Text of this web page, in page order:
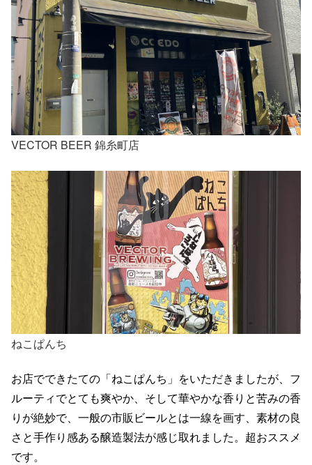
VECTOR BEER 錦糸町店
ねこぱんち
お店でできたての「ねこぱんち」をいただきましたが、フ
ルーティでとても爽やか、そして華やかな香りと苦みの香
りが絶妙で、一般の市販ビールとは一線を画す、素材の良
さと手作り感ある醸造製法が感じ取れました。超おススメ
です。